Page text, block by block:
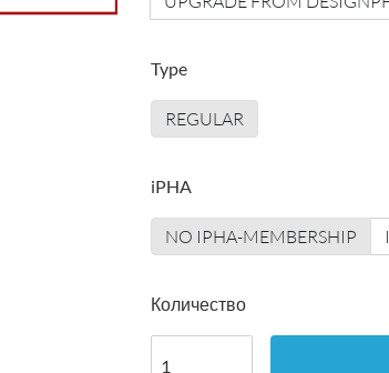
Type
REGULAR
iPHA
NO IPHA-MEMBERSHIP
Количество